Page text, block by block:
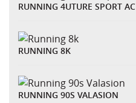
RUNNING 4UTURE SPORT AC
RUNNING 8K
RUNNING 90S VALASION